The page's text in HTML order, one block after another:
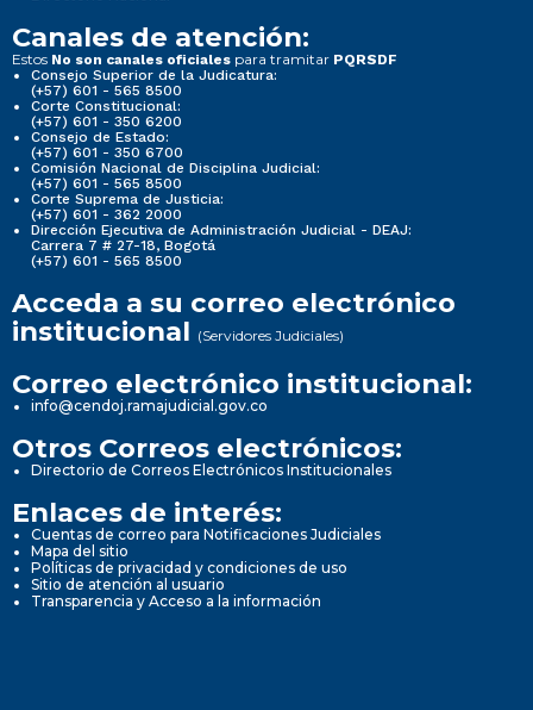
Canales de atención:
Estos No son canales oficiales para tramitar PQRSDF
Consejo Superior de la Judicatura:
(+57) 601 - 565 8500
Corte Constitucional:
(+57) 601 - 350 6200
Consejo de Estado:
(+57) 601 - 350 6700
Comisión Nacional de Disciplina Judicial:
(+57) 601 - 565 8500
Corte Suprema de Justicia:
(+57) 601 - 362 2000
Dirección Ejecutiva de Administración Judicial - DEAJ:
Carrera 7 # 27-18, Bogotá
(+57) 601 - 565 8500
Acceda a su correo electrónico
institucional (Servidores Judiciales)
Correo electrónico institucional:
info@cendoj.ramajudicial.gov.co
Otros Correos electrónicos:
Directorio de Correos Electrónicos Institucionales
Enlaces de interés:
Cuentas de correo para Notificaciones Judiciales
Mapa del sitio
Políticas de privacidad y condiciones de uso
Sitio de atención al usuario
Transparencia y Acceso a la información